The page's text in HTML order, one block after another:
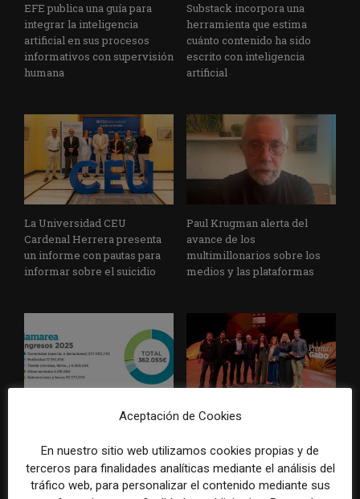
EFE publica una guía para
integrar la inteligencia
artificial en sus procesos
informativos con supervisión
humana
Substack incorpora una
herramienta que estima
cuánto contenido ha sido
escrito con inteligencia
artificial
La Universidad CEU
Cardenal Herrera presenta
un informe con pautas para
informar sobre el suicidio
Paul Krugman alerta del
avance de los
multimillonarios sobre los
medios y las plataformas
La Marea cierra 2025 con
cooperativa pierde 38.542
euros
El Premio Gabo 2026
Brasil, España y El Salvador
sobre el poder, la memoria y
la violencia
Aceptación de Cookies
En nuestro sitio web utilizamos cookies propias y de
terceros para finalidades analíticas mediante el análisis del
tráfico web, para personalizar el contenido mediante sus